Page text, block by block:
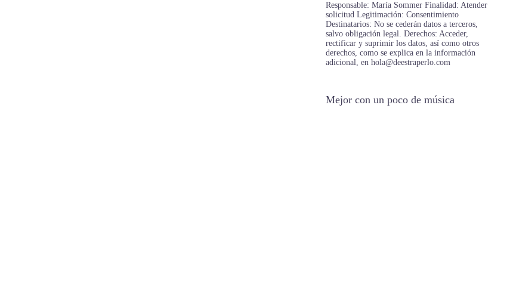
Responsable: María Sommer Finalidad: Atender
solicitud Legitimación: Consentimiento
Destinatarios: No se cederán datos a terceros,
salvo obligación legal. Derechos: Acceder,
rectificar y suprimir los datos, así como otros
derechos, como se explica en la información
adicional, en hola@deestraperlo.com
Mejor con un poco de música